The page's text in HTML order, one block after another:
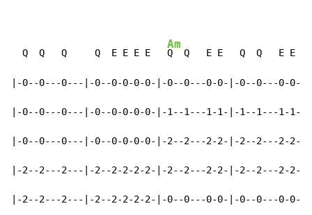
  Q  Q   Q     Q  E E E E
Am
Q  Q   E E   Q  Q   E E
|-0--0---0---|-0--0-0-0-0-|-0--0---0-0-|-0--0---0-0-
|-0--0---0---|-0--0-0-0-0-|-1--1---1-1-|-1--1---1-1-
|-0--0---0---|-0--0-0-0-0-|-2--2---2-2-|-2--2---2-2-
|-2--2---2---|-2--2-2-2-2-|-2--2---2-2-|-2--2---2-2-
|-2--2---2---|-2--2-2-2-2-|-0--0---0-0-|-0--0---